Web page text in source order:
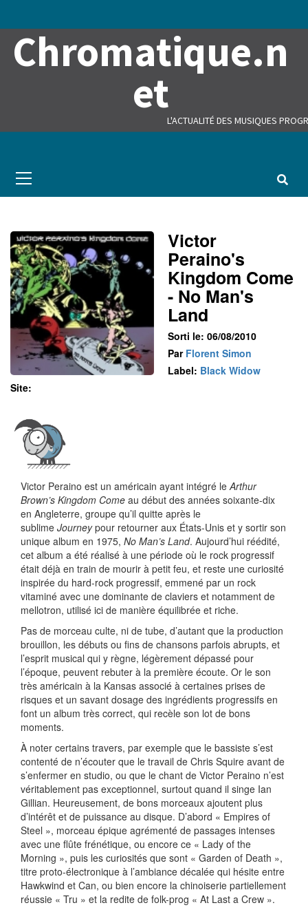
Chromatique.n
et
L'ACTUALITÉ DES MUSIQUES
Menu
Victor
Peraino's
Kingdom Come
- No Man's
Land
Sorti le: 06/08/2010
Par Florent Simon
Label: Black Widow
Site:
Victor Peraino est un américain ayant intégré leArthur
Brown’s Kingdom Come au début des années soixante-dix
en Angleterre, groupe qu’il quitte après le
sublime Journeypour retourner aux États-Unis et y sortir son
unique album en 1975, No Man’s Land. Aujourd’hui réédité,
cet album a été réalisé à une période où le rock progressif
était déjà en train de mourir à petit feu, et reste une curiosité
inspirée du hard-rock progressif, emmené par un rock
vitaminé avec une dominante de claviers et notamment de
mellotron, utilisé ici de manière équilibrée et riche.
Pas de morceau culte, ni de tube, d’autant que la production
brouillon, les débuts ou fins de chansons parfois abrupts, et
l’esprit musical qui y règne, légèrement dépassé pour
l’époque, peuvent rebuter à la première écoute. Or le son
très américain à la Kansas associé à certaines prises de
risques et un savant dosage des ingrédients progressifs en
font un album très correct, qui recèle son lot de bons
moments.
À noter certains travers, par exemple que le bassiste s’est
contenté de n’écouter que le travail de Chris Squire avant de
s’enfermer en studio, ou que le chant de Victor Peraino n’est
véritablement pas exceptionnel, surtout quand il singe Ian
Gillian. Heureusement, de bons morceaux ajoutent plus
d’intérêt et de puissance au disque. D’abord « Empires of
Steel », morceau épique agrémenté de passages intenses
avec une flûte frénétique, ou encore ce « Lady of the
Morning », puis les curiosités que sont « Garden of Death »,
titre proto-électronique à l’ambiance décalée qui hésite entre
Hawkwind et Can, ou bien encore la chinoiserie partiellement
réussie « Tru » et la redite de folk-prog « At Last a Crew ».